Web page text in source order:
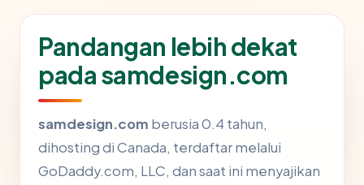
Pandangan lebih dekat
pada samdesign.com
samdesign.com berusia 0.4 tahun,
dihosting di Canada, terdaftar melalui
GoDaddy.com, LLC, dan saat ini menyajikan